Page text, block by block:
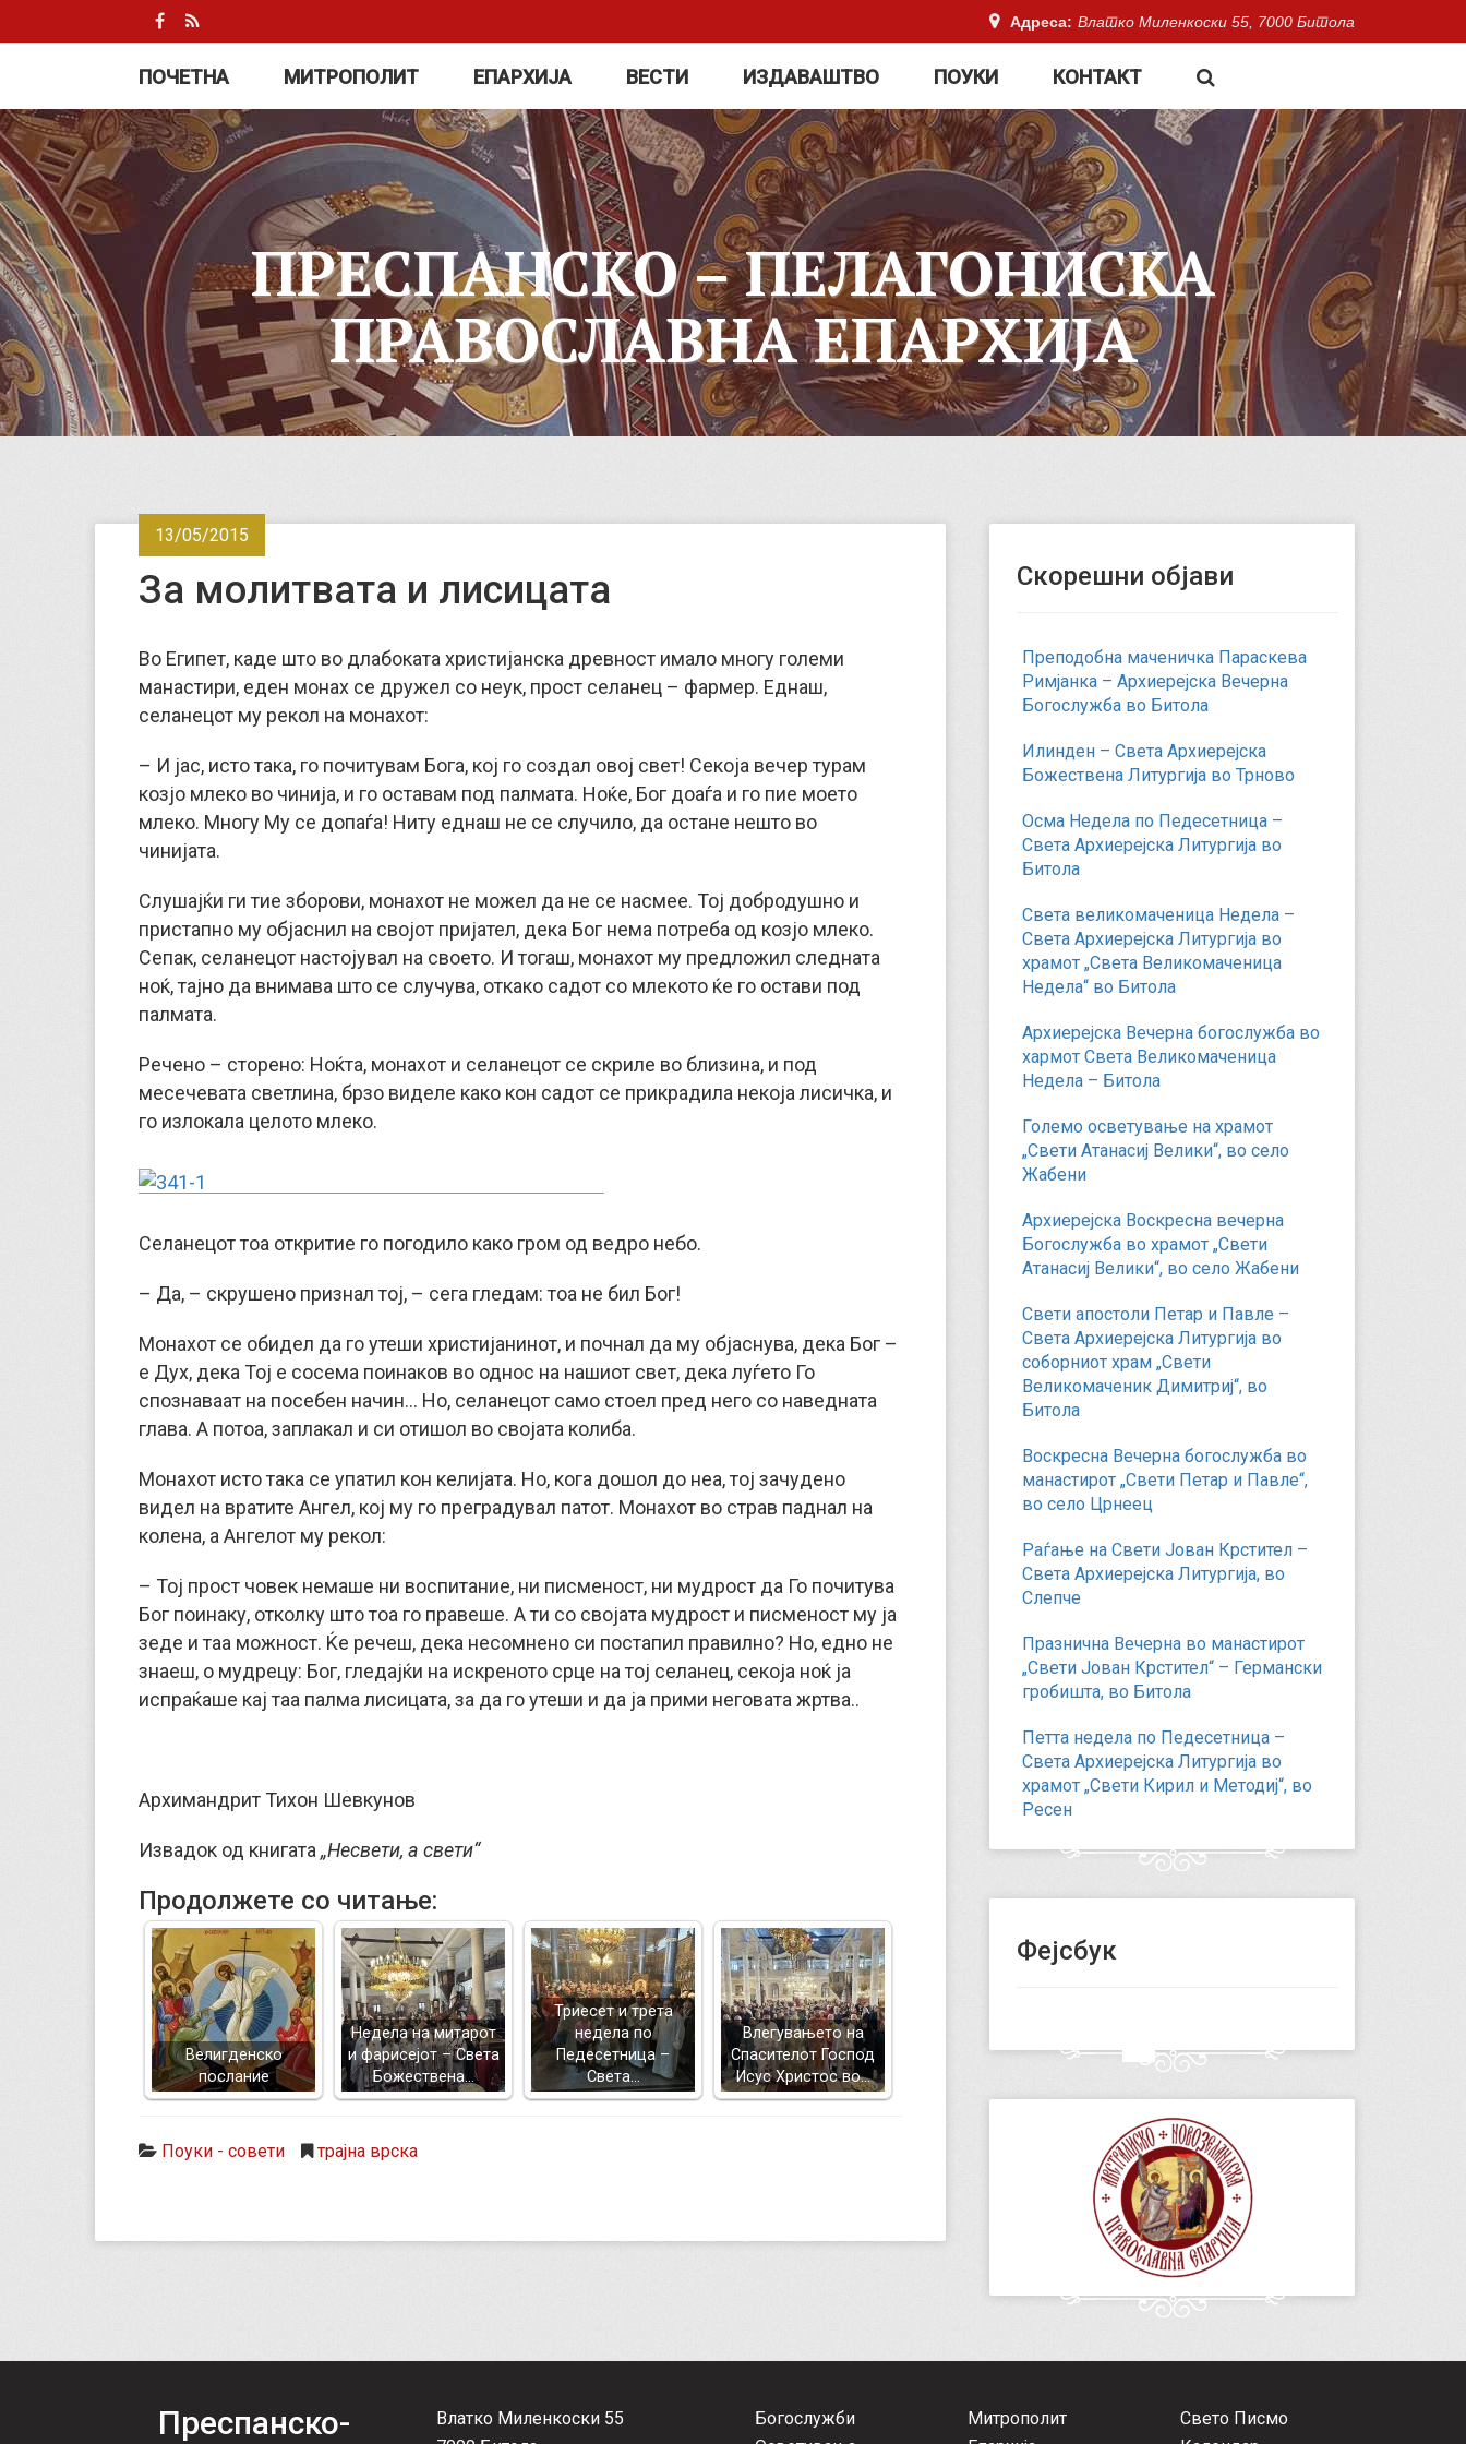
Адреса: Влатко Миленкоски 55, 7000 Битола
ПОЧЕТНА МИТРОПОЛИТ ЕПАРХИЈА ВЕСТИ ИЗДАВАШТВО ПОУКИ КОНТАКТ
ПРЕСПАНСКО – ПЕЛАГОНИСКА
ПРАВОСЛАВНА ЕПАРХИЈА
13/05/2015
За молитвата и лисицата
Во Египет, каде што во длабоката христијанска древност имало многу големи
манастири, еден монах се дружел со неук, прост селанец – фармер. Еднаш,
селанецот му рекол на монахот:
– И јас, исто така, го почитувам Бога, кој го создал овој свет! Секоја вечер турам
козјо млеко во чинија, и го оставам под палмата. Ноќе, Бог доаѓа и го пие моето
млеко. Многу Му се допаѓа! Ниту еднаш не се случило, да остане нешто во
чинијата.
Слушајќи ги тие зборови, монахот не можел да не се насмее. Тој добродушно и
пристапно му објаснил на својот пријател, дека Бог нема потреба од козјо млеко.
Сепак, селанецот настојувал на своето. И тогаш, монахот му предложил следната
ноќ, тајно да внимава што се случува, откако садот со млекото ќе го остави под
палмата.
Речено – сторено: Ноќта, монахот и селанецот се скриле во близина, и под
месечевата светлина, брзо виделе како кон садот се прикрадила некоја лисичка, и
го излокала целото млеко.
Селанецот тоа откритие го погодило како гром од ведро небо.
– Да, – скрушено признал тој, – сега гледам: тоа не бил Бог!
Монахот се обидел да го утеши христијанинот, и почнал да му објаснува, дека Бог –
е Дух, дека Тој е сосема поинаков во однос на нашиот свет, дека луѓето Го
спознаваат на посебен начин… Но, селанецот само стоел пред него со наведната
глава. А потоа, заплакал и си отишол во својата колиба.
Монахот исто така се упатил кон келијата. Но, кога дошол до неа, тој зачудено
видел на вратите Ангел, кој му го преградувал патот. Монахот во страв паднал на
колена, а Ангелот му рекол:
– Тој прост човек немаше ни воспитание, ни писменост, ни мудрост да Го почитува
Бог поинаку, отколку што тоа го правеше. А ти со својата мудрост и писменост му ја
зеде и таа можност. Ќе речеш, дека несомнено си постапил правилно? Но, едно не
знаеш, о мудрецу: Бог, гледајќи на искреното срце на тој селанец, секоја ноќ ја
испраќаше кај таа палма лисицата, за да го утеши и да ја прими неговата жртва..
Архимандрит Тихон Шевкунов
Извадок од книгата „Несвети, а свети“
Продолжете со читање:
Велигденско
послание
Недела на митарот
и фарисејот – Светa
Божествена…
Триесет и трета
недела по
Педесетница –
Света…
Влегувањето на
Спасителот Господ
Исус Христос во…
Поуки - совети трајна врска
Скорешни објави
Преподобна маченичка Параскева
Римјанка – Архиерејска Вечерна
Богослужба во Битола
Илинден – Света Архиерејска
Божествена Литургија во Трново
Осма Недела по Педесетница –
Света Архиерејска Литургија во
Битола
Света великомаченица Недела –
Света Архиерејска Литургија во
храмот „Света Великомаченица
Недела“ во Битола
Архиерејска Вечерна богослужба во
хармот Света Великомаченица
Недела – Битола
Големо осветување на храмот
„Свети Атанасиј Велики“, во село
Жабени
Архиерејска Воскресна вечерна
Богослужба во храмот „Свети
Атанасиј Велики“, во село Жабени
Свети апостоли Петар и Павле –
Света Архиерејска Литургија во
соборниот храм „Свети
Великомаченик Димитриј“, во
Битола
Воскресна Вечерна богослужба во
манастирот „Свети Петар и Павле“,
во село Црнеец
Раѓање на Свети Јован Крстител –
Света Архиерејска Литургија, во
Слепче
Празнична Вечерна во манастирот
„Свети Јован Крстител“ – Германски
гробишта, во Битола
Петта недела по Педесетница –
Света Архиерејска Литургија во
храмот „Свети Кирил и Методиј“, во
Ресен
Фејсбук
Преспанско-
Влатко Миленкоски 55
Богослужби
Митрополит
Свето Писмо